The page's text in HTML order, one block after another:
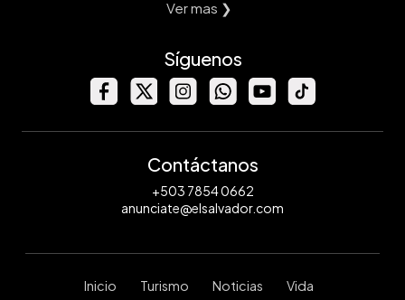
Ver mas ❯
Síguenos
Contáctanos
+503 7854 0662
anunciate@elsalvador.com
Inicio Turismo Noticias Vida